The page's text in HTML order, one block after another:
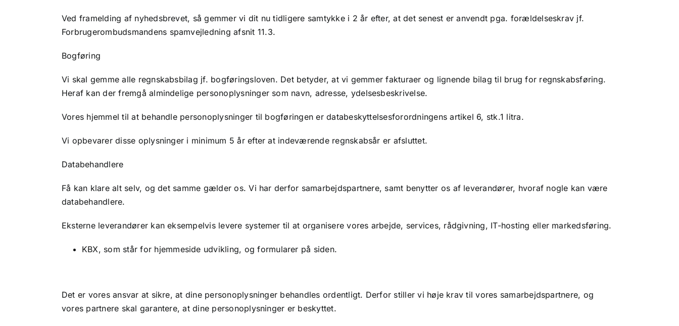
Ved framelding af nyhedsbrevet, så gemmer vi dit nu tidligere samtykke i 2 år efter, at det senest er anvendt pga. forældelseskrav jf.
Forbrugerombudsmandens spamvejledning afsnit 11.3.
Bogføring
Vi skal gemme alle regnskabsbilag jf. bogføringsloven. Det betyder, at vi gemmer fakturaer og lignende bilag til brug for regnskabsføring.
Heraf kan der fremgå almindelige personoplysninger som navn, adresse, ydelsesbeskrivelse.
Vores hjemmel til at behandle personoplysninger til bogføringen er databeskyttelsesforordningens artikel 6, stk.1 litra.
Vi opbevarer disse oplysninger i minimum 5 år efter at indeværende regnskabsår er afsluttet.
Databehandlere
Få kan klare alt selv, og det samme gælder os. Vi har derfor samarbejdspartnere, samt benytter os af leverandører, hvoraf nogle kan være
databehandlere.
Eksterne leverandører kan eksempelvis levere systemer til at organisere vores arbejde, services, rådgivning, IT-hosting eller markedsføring.
KBX, som står for hjemmeside udvikling, og formularer på siden.
Det er vores ansvar at sikre, at dine personoplysninger behandles ordentligt. Derfor stiller vi høje krav til vores samarbejdspartnere, og
vores partnere skal garantere, at dine personoplysninger er beskyttet.